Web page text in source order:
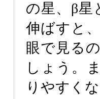
の星、β星
伸ばすと
眼で見る
しょう。
りやすく